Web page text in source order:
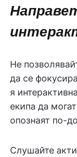
Не
да се
я
екипа да
опознаят по-
Слушайте